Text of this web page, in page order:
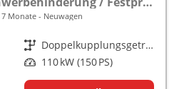
Monate Neuwagen
Getriebe
Doppelkupplungsgetriebe (DSG)
Leistung 110 kW (150 PS)